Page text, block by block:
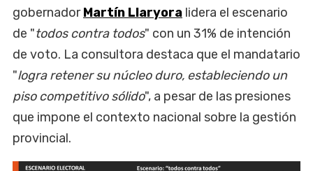
gobernadorMartín Llaryora lidera el escenario
de "todos contra todos" con un 31% de intención
de voto. La consultora destaca que el mandatario
"logra retener su núcleo duro, estableciendo un
piso competitivo sólido", a pesar de las presiones
que impone el contexto nacional sobre la gestión
provincial.